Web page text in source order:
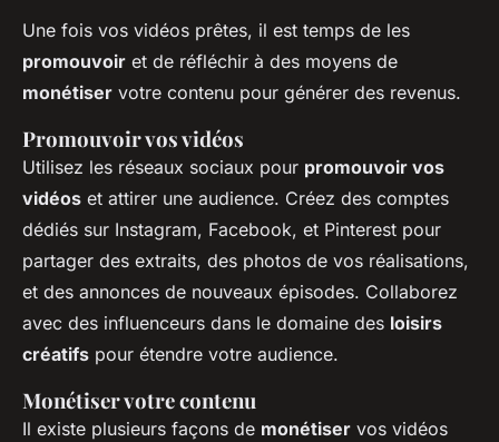
Une fois vos vidéos prêtes, il est temps de les
promouvoir et de réfléchir à des moyens de
monétiser votre contenu pour générer des revenus.
Promouvoir vos vidéos
Utilisez les réseaux sociaux pour promouvoir vos
vidéos et attirer une audience. Créez des comptes
dédiés sur Instagram, Facebook, et Pinterest pour
partager des extraits, des photos de vos réalisations,
et des annonces de nouveaux épisodes. Collaborez
avec des influenceurs dans le domaine des loisirs
créatifs pour étendre votre audience.
Monétiser votre contenu
Il existe plusieurs façons de monétiser vos vidéos